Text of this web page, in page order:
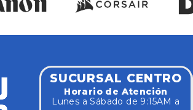
SUCURSAL CENTRO
Horario de Atención
Lunes a Sábado de 9:15AM a